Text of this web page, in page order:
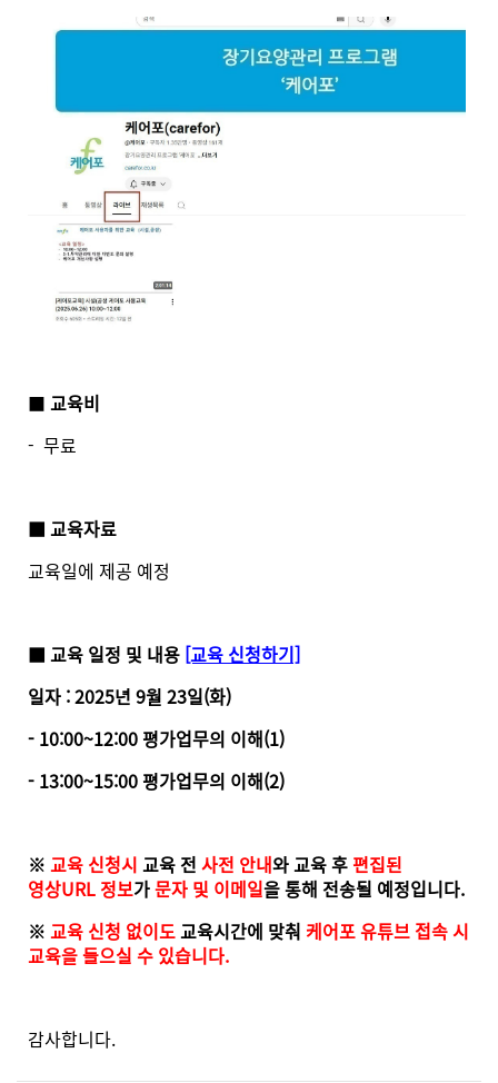
■ 교육비
- 무료
■ 교육자료
교육일에 제공 예정
■ 교육 일정 및 내용 [교육 신청하기]
일자 : 2025년 9월 23일(화)
- 10:00~12:00 평가업무의 이해(1)
- 13:00~15:00 평가업무의 이해(2)
※ 교육 신청시 교육 전 사전 안내와 교육 후 편집된
영상URL 정보가문자 및 이메일을 통해 전송될 예정입니다.
※ 교육 신청 없이도교육시간에 맞춰 케어포 유튜브 접속 시
교육을 들으실 수 있습니다.
감사합니다.